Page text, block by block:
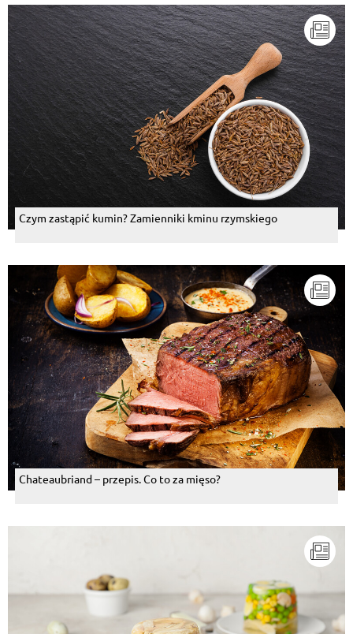
Czym zastąpić kumin? Zamienniki kminu rzymskiego
Chateaubriand – przepis. Co to za mięso?